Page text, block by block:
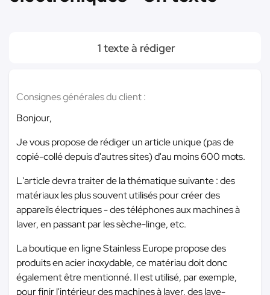
1 texte à rédiger
Consignes générales du client :
Bonjour,
Je vous propose de rédiger un article unique (pas de
copié-collé depuis d'autres sites) d'au moins 600 mots.
L'article devra traiter de la thématique suivante : des
matériaux les plus souvent utilisés pour créer des
appareils électriques - des téléphones aux machines à
laver, en passant par les sèche-linge, etc.
La boutique en ligne Stainless Europe propose des
produits en acier inoxydable, ce matériau doit donc
également être mentionné. Il est utilisé, par exemple,
pour finir l'intérieur des machines à laver, des lave-